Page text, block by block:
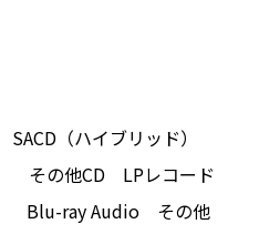
SACD（ハイブリッド）
その他CD
LPレコード
Blu-ray Audio その他